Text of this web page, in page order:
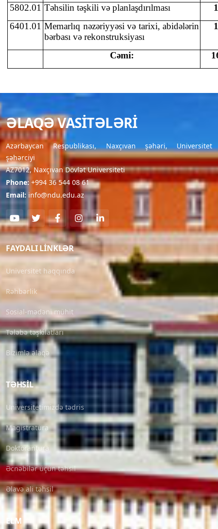
5802.01 Təhsilin təşkili və planlaşdırılması
1
6401.01 Memarlıq nəzəriyyəsi və tarixi, abidələrin
bərbası və rekonstruksiyası
1
Cəmi:
ƏLAQƏ VASITƏLƏRI
Azərbaycan Respublikası, Naxçıvan şəhəri, Universitet
şəhərciyi
AZ7012, Naxçıvan Dövlət Universiteti
Phone: +994 36 544 08 61
Email: info@ndu.edu.az
FAYDALI LINKLƏR
Universitet haqqında
Rəhbərlik
Sosial-mədəni mühit
Tələbə təşkilatları
Bizimlə əlaqə
TƏHSIL
Universitetimizdə tədris
Magistratura
Doktorantura
Əcnəbilər üçün təhsil
Əlavə ali təhsil
ELM